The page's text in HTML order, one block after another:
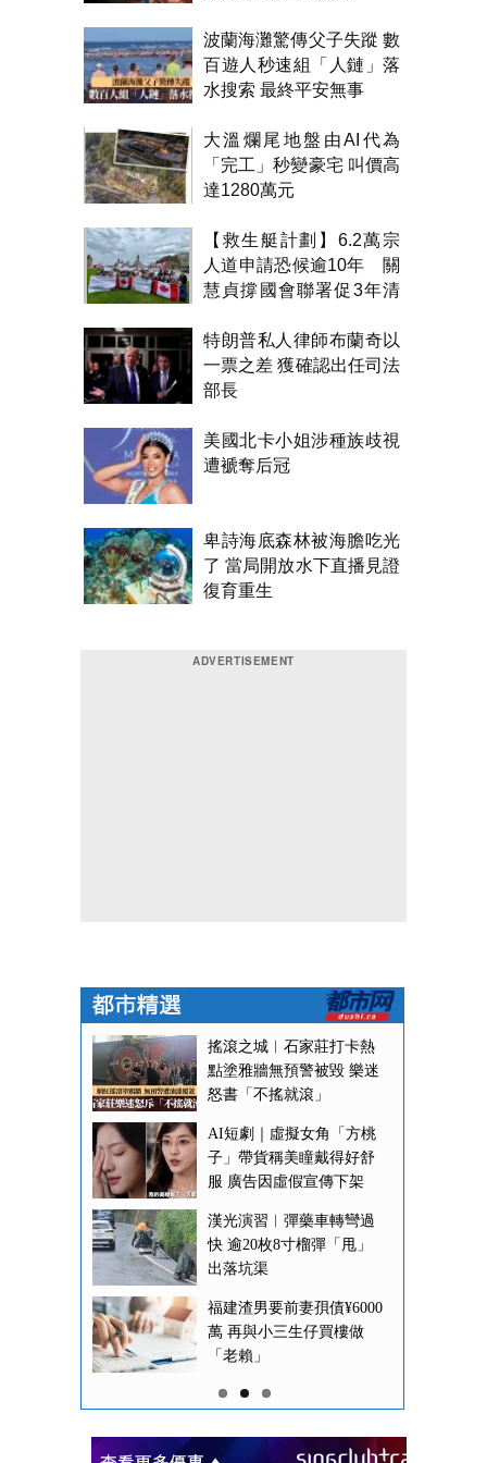
波蘭海灘驚傳父子失蹤 數
百遊人秒速組「人鏈」落
水搜索 最終平安無事
大溫爛尾地盤由AI代為
「完工」秒變豪宅 叫價高
達1280萬元
【救生艇計劃】6.2萬宗
人道申請恐候逾10年 關
慧貞撐國會聯署促3年清
特朗普私人律師布蘭奇以
一票之差 獲確認出任司法
部長
美國北卡小姐涉種族歧視
遭褫奪后冠
卑詩海底森林被海膽吃光
了 當局開放水下直播見證
復育重生